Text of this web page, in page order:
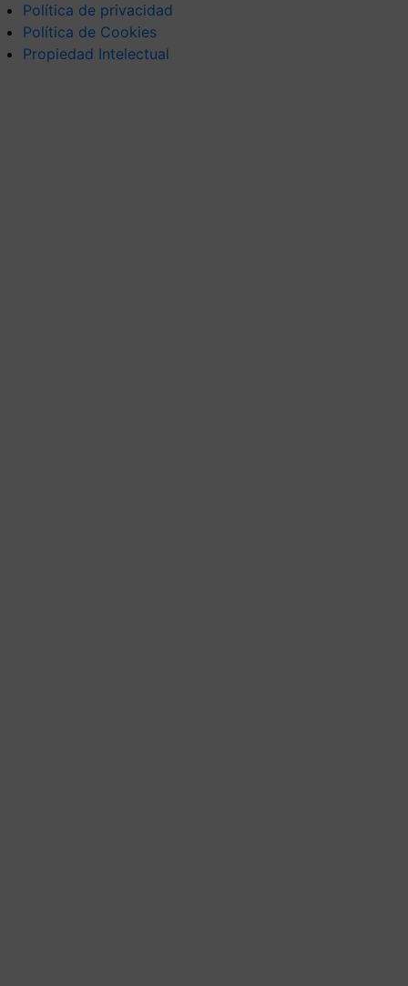
Política de privacidad
Política de Cookies
Propiedad Intelectual